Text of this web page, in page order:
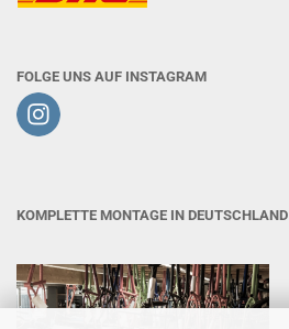
FOLGE UNS AUF INSTAGRAM
KOMPLETTE MONTAGE IN DEUTSCHLAND